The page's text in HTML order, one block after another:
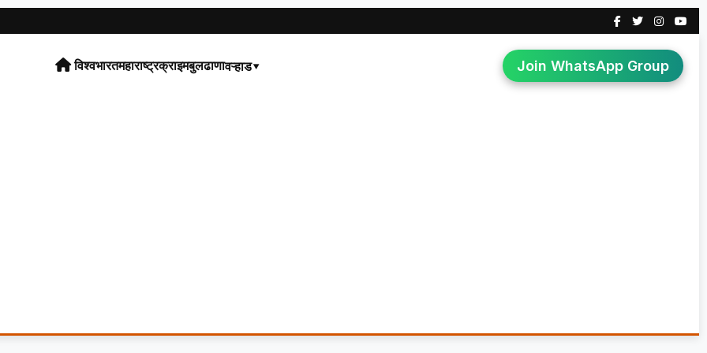
विश्वभारतमहाराष्ट्रक्राइमबुलढाणावऱ्हाड▾ Join WhatsApp Group